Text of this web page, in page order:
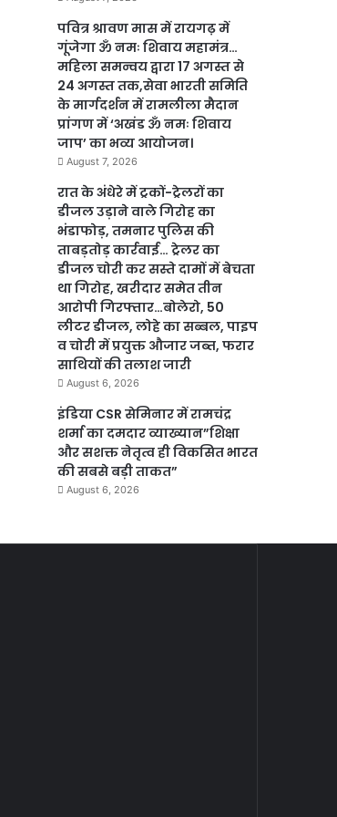
पवित्र श्रावण मास में रायगढ़ में
गूंजेगा ॐ नमः शिवाय महामंत्र…
महिला समन्वय द्वारा 17 अगस्त से
24 अगस्त तक,सेवा भारती समिति
के मार्गदर्शन में रामलीला मैदान
प्रांगण में ‘अखंड ॐ नमः शिवाय
जाप’ का भव्य आयोजन।
August 7, 2026
रात के अंधेरे में ट्रकों-ट्रेलरों का
डीजल उड़ाने वाले गिरोह का
भंडाफोड़, तमनार पुलिस की
ताबड़तोड़ कार्रवाई… ट्रेलर का
डीजल चोरी कर सस्ते दामों में बेचता
था गिरोह, खरीदार समेत तीन
आरोपी गिरफ्तार…बोलेरो, 50
लीटर डीजल, लोहे का सब्बल, पाइप
व चोरी में प्रयुक्त औजार जब्त, फरार
साथियों की तलाश जारी
August 6, 2026
इंडिया CSR सेमिनार में रामचंद्र
शर्मा का दमदार व्याख्यान”शिक्षा
और सशक्त नेतृत्व ही विकसित भारत
की सबसे बड़ी ताकत”
August 6, 2026